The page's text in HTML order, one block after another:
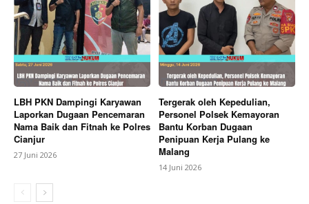
LBH PKN Dampingi Karyawan
Laporkan Dugaan Pencemaran
Nama Baik dan Fitnah ke Polres
Cianjur
27 Juni 2026
Tergerak oleh Kepedulian,
Personel Polsek Kemayoran
Bantu Korban Dugaan
Penipuan Kerja Pulang ke
Malang
14 Juni 2026